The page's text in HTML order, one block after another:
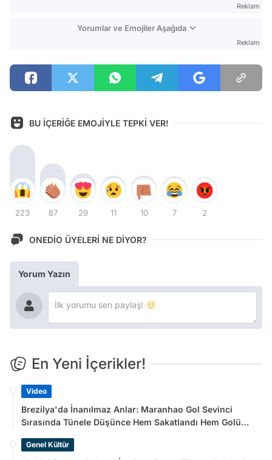
Reklam
Yorumlar ve Emojiler Aşağıda
Reklam
BU İÇERİĞE EMOJİYLE TEPKİ VER!
223 87 29 11 10 7 2
ONEDİO ÜYELERİ NE DİYOR?
Yorum Yazın
En Yeni İçerikler!
Video
Brezilya'da İnanılmaz Anlar: Maranhao Gol Sevinci
Sırasında Tünele Düşünce Hem Sakatlandı Hem Golü
Genel Kültür